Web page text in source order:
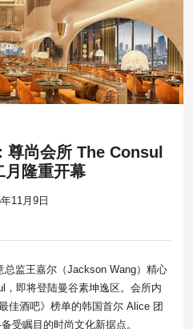
尊尚会所 The Consul
月隆重开幕
11月9日
总监王嘉尔（Jackson Wang）精心
即将登陆曼谷素坤逸区。会所内
佳酒吧》榜单的韩国首尔 Alice 团
受瞩目的时尚文化新据点。